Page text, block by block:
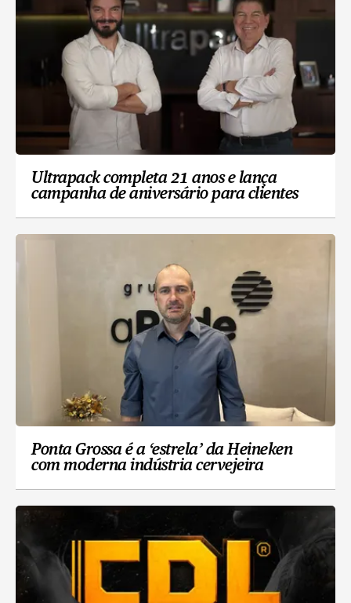
Ultrapack completa 21 anos e lança
campanha de aniversário para clientes
Ponta Grossa é a ‘estrela’ da Heineken
com moderna indústria cervejeira